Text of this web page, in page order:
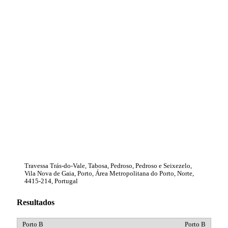
Travessa Trás-do-Vale, Tabosa, Pedroso, Pedroso e Seixezelo,
Vila Nova de Gaia, Porto, Área Metropolitana do Porto, Norte,
4415-214, Portugal
Resultados
Porto B